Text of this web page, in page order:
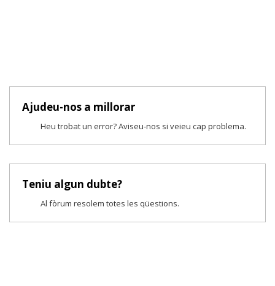
Ajudeu-nos a millorar
Heu trobat un error? Aviseu-nos si veieu cap problema.
Teniu algun dubte?
Al fòrum resolem totes les qüestions.